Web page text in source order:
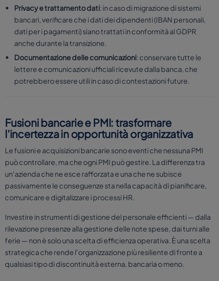
Privacy e trattamento dati: in caso di migrazione di sistemi
bancari, verificare che i dati dei dipendenti (IBAN personali,
dati per i pagamenti) siano trattati in conformità al GDPR
anche durante la transizione.
Documentazione delle comunicazioni: conservare tutte le
lettere e comunicazioni ufficiali ricevute dalla banca, che
potrebbero essere utili in caso di contestazioni future.
Fusioni bancarie e PMI: trasformare
l'incertezza in opportunità organizzativa
Le fusioni e acquisizioni bancarie sono eventi che nessuna PMI
può controllare, ma che ogni PMI può gestire. La differenza tra
un'azienda che ne esce rafforzata e una che ne subisce
passivamente le conseguenze sta nella capacità di pianificare,
comunicare e digitalizzare i processi HR.
Investire in strumenti di gestione del personale efficienti — dalla
rilevazione presenze alla gestione delle note spese, dai turni alle
ferie — non è solo una scelta di efficienza operativa. È una scelta
strategica che rende l'organizzazione più resiliente di fronte a
qualsiasi tipo di discontinuità esterna, bancaria o meno.